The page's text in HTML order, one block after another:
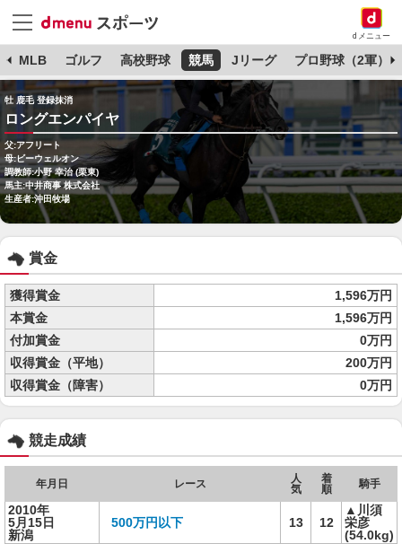
dメニュー
MLB ゴルフ 高校野球 競馬 Jリーグ プロ野球（2軍）
牡 鹿毛 登録抹消
ロングエンパイヤ
父:アフリート
母:ビーウェルオン
調教師:小野 幸治 (栗東)
馬主:中井商事 株式会社
生産者:沖田牧場
賞金
獲得賞金
1,596万円
本賞金
1,596万円
付加賞金
0万円
収得賞金（平地）
200万円
収得賞金（障害）
0万円
競走成績
年月日 レース
人
気
着
順
騎手
2010年
5月15日
新潟
500万円以下 13 12
▲川須
栄彦
(54.0kg)